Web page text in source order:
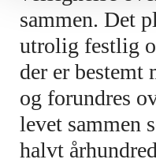
sammen. Det
utrolig festlig
der er bestemt
og forundres
levet sammen
halvt